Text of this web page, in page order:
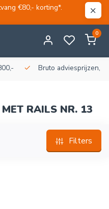
€80,- korting*.
0
Bruto adviesprijzen,
RAILS NR. 13
Filters